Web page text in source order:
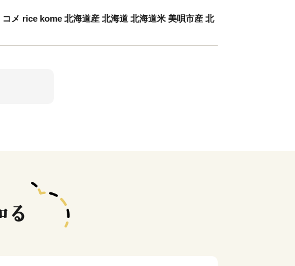
メ rice kome 北海道産 北海道 北海道米 美唄市産 北